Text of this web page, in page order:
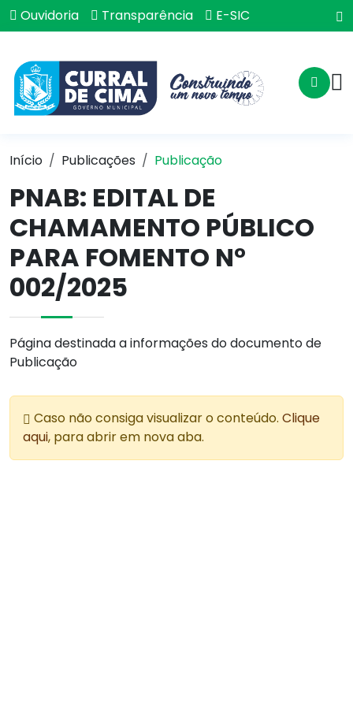
Ouvidoria Transparência E-SIC
Início Publicações Publicação
PNAB: EDITAL DE
CHAMAMENTO PÚBLICO
PARA FOMENTO N°
002/2025
Página destinada a informações do documento de
Publicação
Caso não consiga visualizar o conteúdo. Clique
aqui, para abrir em nova aba.